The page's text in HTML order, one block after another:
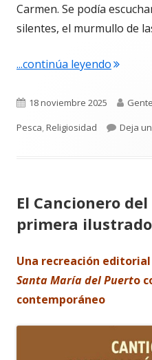
Carmen. Se podía
silentes, el murmullo de
...continúa leyendo
Publicado
el
18 noviembre 2025 Autor
Pesca,Religiosidad Deja
El Cancionero
primera
Una recreación editorial
Santa María del Puerto
contemporáneo